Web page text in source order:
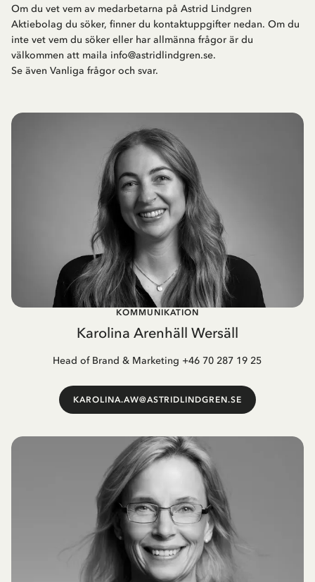
Om du vet vem av medarbetarna på Astrid Lindgren
Aktiebolag du söker, finner du kontaktuppgifter nedan. Om du
inte vet vem du söker eller har allmänna frågor är du
välkommen att maila info@astridlindgren.se.
Se även Vanliga frågor och svar.
KOMMUNIKATION
Karolina Arenhäll Wersäll
Head of Brand & Marketing +46 70 287 19 25
KAROLINA.AW@ASTRIDLINDGREN.SE